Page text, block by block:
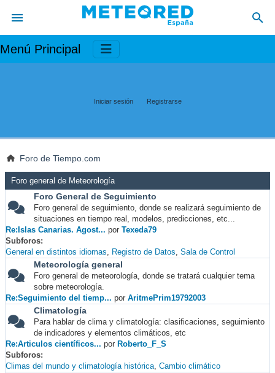
Menú Principal
Iniciar sesión Registrarse
Foro de Tiempo.com
Foro general de Meteorología
Foro General de Seguimiento
Foro general de seguimiento, donde se realizará seguimiento de
situaciones en tiempo real, modelos, predicciones, etc...
Re:Islas Canarias. Agost... por Texeda79
Subforos
General en distintos idiomas
Registro de Datos Sala de Control
Meteorología general
Foro general de meteorología, donde se tratará cualquier tema
sobre meteorología.
Re:Seguimiento del tiemp... por AritmePrim19792003
Climatología
Para hablar de clima y climatología: clasificaciones, seguimiento
de indicadores y elementos climáticos, etc
Re:Articulos científicos... por Roberto_F_S
Subforos
Climas del mundo y climatología histórica Cambio climático